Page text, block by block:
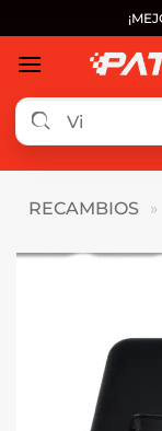
al
contenido
RECAMBIOS »